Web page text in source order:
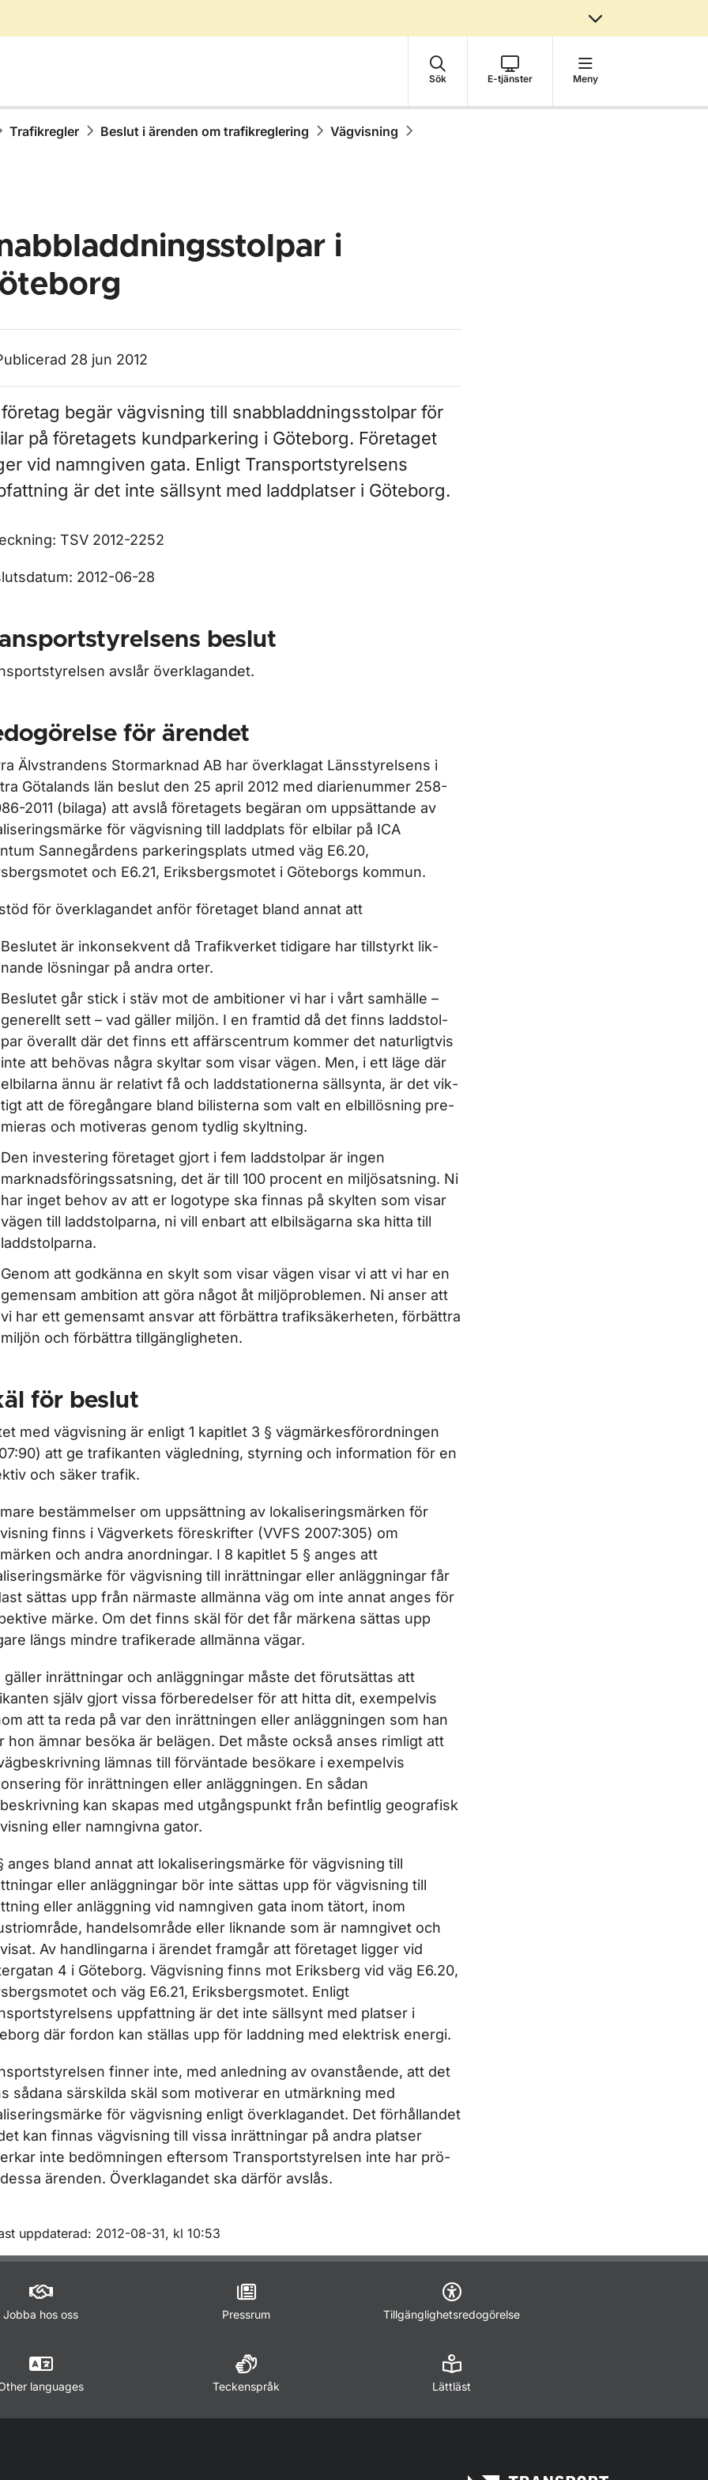
Sök E-tjänster Meny
Trafikregler Beslut i ärenden om trafikreglering Vägvisning
Trafikregler
Generella trafikregler
Lasta och dra
Gående, rullstolsburen, rullskridskor
Beslut i ärenden om trafikreglering
STFS - för myndigheter som beslutar trafikföreskrifter
i
28 jun 2012
begär vägvisning till snabbladdningsstolpar för
på företagets kundparkering i Göteborg. Företaget
vid namngiven gata. Enligt Transportstyrelsens
är det inte sällsynt med laddplatser i Göteborg.
TSV 2012-2252
2012-06-28
beslut
avslår överklagandet.
för ärendet
Älvstrandens Stormarknad AB har överklagat Länsstyrelsens i
Götalands län be­slut den 25 april 2012 med diarie­nummer 258-
2011 (bilaga) att avslå företagets begäran om uppsättande av
för vägvisning till laddplats för elbilar på ICA
Sannegårdens par­keringsplats utmed väg E6.20,
och E6.21, Eriksbergsmotet i Göteborgs kommun.
för överklagandet anför företaget bland annat att
Beslutet är inkonsekvent då Trafikverket tidigare har tillstyrkt lik­
nande lösningar på andra orter.
Beslutet går stick i stäv mot de ambitioner vi har i vårt samhälle –
ge­nerellt sett – vad gäller miljön. I en framtid då det finns laddstol­
par överallt där det finns ett affärscentrum kommer det naturligtvis
inte att behövas några skyltar som visar vägen. Men, i ett läge där
elbilarna ännu är relativt få och laddstationerna sällsynta, är det vik­
tigt att de föregångare bland bilisterna som valt en elbillösning pre­
mieras och motiveras genom tydlig skyltning.
Den investering företaget gjort i fem laddstolpar är ingen
marknadsfö­ringssatsning, det är till 100 procent en miljösatsning. Ni
har inget behov av att er logotype ska finnas på skylten som visar
vägen till laddstolparna, ni vill enbart att elbilsägarna ska hitta till
laddstolparna.
Genom att godkänna en skylt som visar vägen visar vi att vi har en
gemensam ambition att göra något åt miljöproblemen. Ni anser att
vi har ett gemensamt ansvar att förbättra trafiksäkerheten, förbättra
miljön och förbättra tillgängligheten.
för beslut
med vägvisning är enligt 1 kapitlet 3 § vägmärkesförordningen
att ge trafikanten vägledning, styrning och information för en
och säker trafik.
bestämmelser om uppsättning av lokaliserings­märken för
finns i Vägverkets föreskrifter (VVFS 2007:305) om
och andra anordningar. I 8 kapitlet 5 § anges att
för vägvis­ning till inrättningar eller anläggningar får
sättas upp från närmaste allmänna väg om inte annat anges för
märke. Om det finns skäl för det får märkena sättas upp
längs mindre trafikerade allmänna vägar.
gäller inrättningar och anläggningar måste det förutsättas att
själv gjort vissa förberedelser för att hitta dit, exempelvis
att ta reda på var den inrättningen eller anläggningen som han
hon ämnar besöka är belägen. Det måste också anses rimligt att
lämnas till förväntade besökare i exempelvis
för inrättningen eller anlägg­ningen. En sådan
kan skapas med utgångspunkt från befint­lig geografisk
eller namngivna gator.
anges bland annat att lokaliseringsmärke för vägvisning till
eller anläggningar bör inte sättas upp för vägvisning till
eller an­läggning vid namngiven gata inom tätort, inom
handelsom­råde eller liknande som är namngivet och
Av handlingarna i ären­det framgår att företaget ligger vid
4 i Göteborg. Vägvis­ning finns mot Eriksberg vid väg E6.20,
och väg E6.21, Eriks­bergsmotet. Enligt
uppfattning är det inte sällsynt med platser i
där fordon kan ställas upp för laddning med elektrisk energi.
finner inte, med anledning av ovanstående, att det
sådana särskilda skäl som motiverar en utmärkning med
för vägvisning enligt överklagandet. Det förhållandet
kan finnas väg­visning till vissa inrättningar på andra platser
inte be­dömningen eftersom Transportstyrelsen inte har prö­
ärenden. Överklagandet ska där­för avslås.
sidan
uppdaterad: 2012-08-31, kl 10:53
Jobba hos oss Pressrum Tillgänglighetsredogörelse
languages Teckenspråk Lättläst